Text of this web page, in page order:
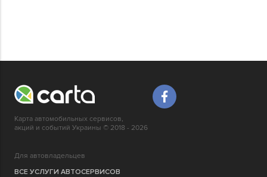
Карта автомобильных сервисов,
акций и событий Украины © 2018 - 2026
Для автовладельцев
ВСЕ УСЛУГИ АВТОСЕРВИСОВ